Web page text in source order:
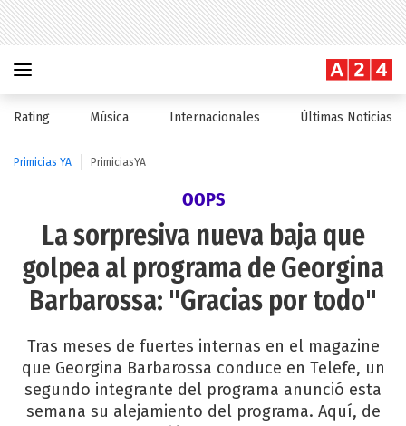
Rating Música Internacionales Últimas Noticias
Primicias YA PrimiciasYA
OOPS
La sorpresiva nueva baja que
golpea al programa de Georgina
Barbarossa: "Gracias por todo"
Tras meses de fuertes internas en el magazine
que Georgina Barbarossa conduce en Telefe, un
segundo integrante del programa anunció esta
semana su alejamiento del programa. Aquí, de